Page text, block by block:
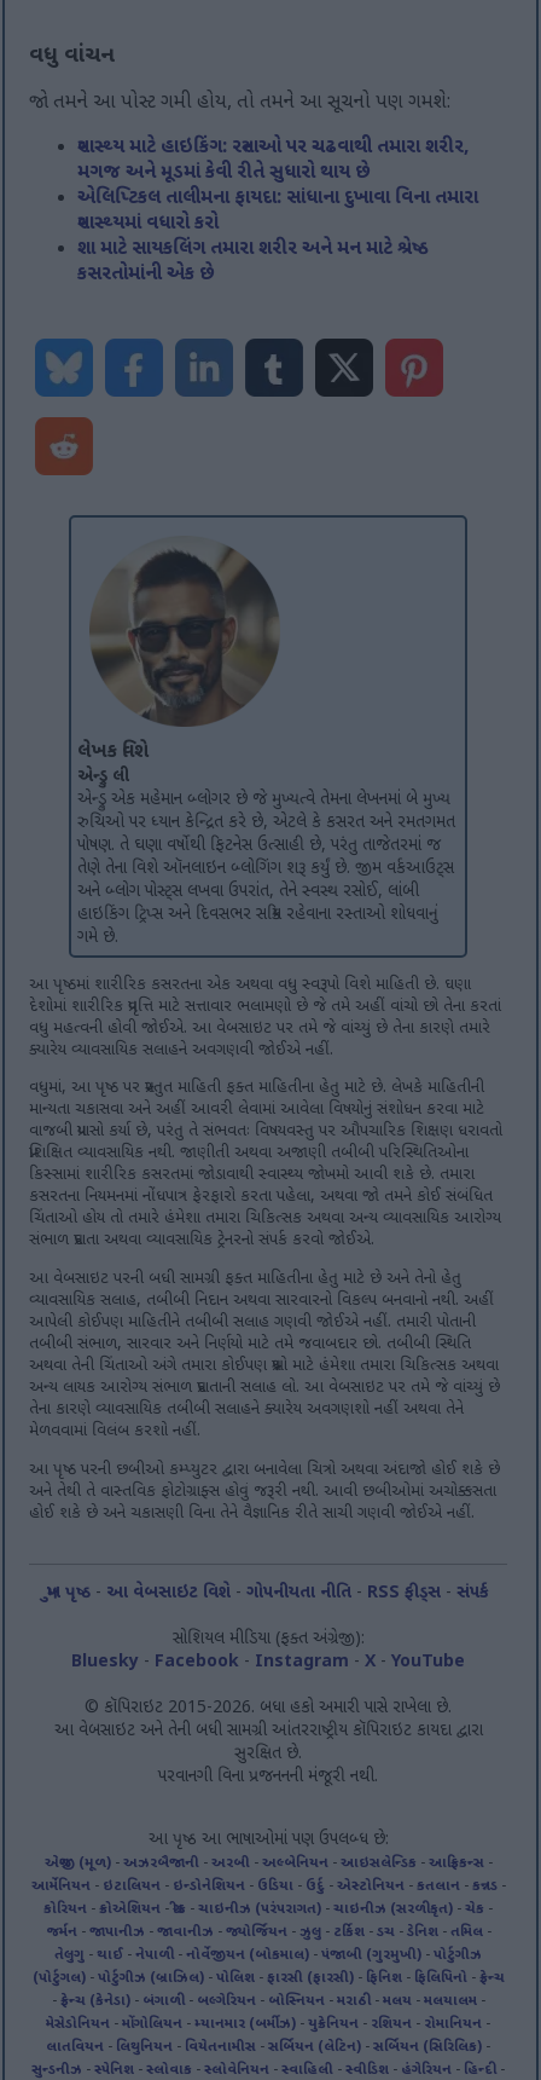
વધુ વાંચન
જો તમને આ પોસ્ટ ગમી હોય, તો તમને આ સૂચનો પણ ગમશે:
સ્વાસ્થ્ય માટે હાઇકિંગ: રસ્તાઓ પર ચઢવાથી તમારા શરીર,
મગજ અને મૂડમાં કેવી રીતે સુધારો થાય છે
એલિપ્ટિકલ તાલીમના ફાયદા: સાંધાના દુખાવા વિના તમારા
સ્વાસ્થ્યમાં વધારો કરો
શા માટે સાયકલિંગ તમારા શરીર અને મન માટે શ્રેષ્ઠ
કસરતોમાંની એક છે
લેખક વિશે
એન્ડ્રુ લી
એન્ડ્રુ એક મહેમાન બ્લોગર છે જે મુખ્યત્વે તેમના લેખનમાં બે મુખ્ય
રુચિઓ પર ધ્યાન કેન્દ્રિત કરે છે, એટલે કે કસરત અને રમતગમત
પોષણ. તે ઘણા વર્ષોથી ફિટનેસ ઉત્સાહી છે, પરંતુ તાજેતરમાં જ
તેણે તેના વિશે ઑનલાઇન બ્લોગિંગ શરૂ કર્યું છે. જીમ વર્કઆઉટ્સ
અને બ્લોગ પોસ્ટ્સ લખવા ઉપરાંત, તેને સ્વસ્થ રસોઈ, લાંબી
હાઇકિંગ ટ્રિપ્સ અને દિવસભર સક્રિય રહેવાના રસ્તાઓ શોધવાનું
ગમે છે.
આ પૃષ્ઠમાં શારીરિક કસરતના એક અથવા વધુ સ્વરૂપો વિશે માહિતી છે. ઘણા
દેશોમાં શારીરિક પ્રવૃત્તિ માટે સત્તાવાર ભલામણો છે જે તમે અહીં વાંચો છો તેના કરતાં
વધુ મહત્વની હોવી જોઈએ. આ વેબસાઇટ પર તમે જે વાંચ્યું છે તેના કારણે તમારે
ક્યારેય વ્યાવસાયિક સલાહને અવગણવી જોઈએ નહીં.
વધુમાં, આ પૃષ્ઠ પર પ્રસ્તુત માહિતી ફક્ત માહિતીના હેતુ માટે છે. લેખકે માહિતીની
માન્યતા ચકાસવા અને અહીં આવરી લેવામાં આવેલા વિષયોનું સંશોધન કરવા માટે
વાજબી પ્રયાસો કર્યા છે, પરંતુ તે સંભવતઃ વિષયવસ્તુ પર ઔપચારિક શિક્ષણ ધરાવતો
પ્રશિક્ષિત વ્યાવસાયિક નથી. જાણીતી અથવા અજાણી તબીબી પરિસ્થિતિઓના
કિસ્સામાં શારીરિક કસરતમાં જોડાવાથી સ્વાસ્થ્ય જોખમો આવી શકે છે. તમારા
કસરતના નિયમનમાં નોંધપાત્ર ફેરફારો કરતા પહેલા, અથવા જો તમને કોઈ સંબંધિત
ચિંતાઓ હોય તો તમારે હંમેશા તમારા ચિકિત્સક અથવા અન્ય વ્યાવસાયિક આરોગ્ય
સંભાળ પ્રદાતા અથવા વ્યાવસાયિક ટ્રેનરનો સંપર્ક કરવો જોઈએ.
આ વેબસાઇટ પરની બધી સામગ્રી ફક્ત માહિતીના હેતુ માટે છે અને તેનો હેતુ
વ્યાવસાયિક સલાહ, તબીબી નિદાન અથવા સારવારનો વિકલ્પ બનવાનો નથી. અહીં
આપેલી કોઈપણ માહિતીને તબીબી સલાહ ગણવી જોઈએ નહીં. તમારી પોતાની
તબીબી સંભાળ, સારવાર અને નિર્ણયો માટે તમે જવાબદાર છો. તબીબી સ્થિતિ
અથવા તેની ચિંતાઓ અંગે તમારા કોઈપણ પ્રશ્નો માટે હંમેશા તમારા ચિકિત્સક અથવા
અન્ય લાયક આરોગ્ય સંભાળ પ્રદાતાની સલાહ લો. આ વેબસાઇટ પર તમે જે વાંચ્યું છે
તેના કારણે વ્યાવસાયિક તબીબી સલાહને ક્યારેય અવગણશો નહીં અથવા તેને
મેળવવામાં વિલંબ કરશો નહીં.
આ પૃષ્ઠ પરની છબીઓ કમ્પ્યુટર દ્વારા બનાવેલા ચિત્રો અથવા અંદાજો હોઈ શકે છે
અને તેથી તે વાસ્તવિક ફોટોગ્રાફ્સ હોવું જરૂરી નથી. આવી છબીઓમાં અચોક્કસતા
હોઈ શકે છે અને ચકાસણી વિના તેને વૈજ્ઞાનિક રીતે સાચી ગણવી જોઈએ નહીં.
મુખ પૃષ્ઠ - આ વેબસાઇટ વિશે -ગોપનીયતા નીતિ - RSS ફીડ્સ - સંપર્ક
સોશિયલ મીડિયા (ફક્ત અંગ્રેજી):
Bluesky - Facebook - Instagram -X -YouTube
© કૉપિરાઇટ 2015-2026. બધા હકો અમારી પાસે રાખેલા છે.
આ વેબસાઇટ અને તેની બધી સામગ્રી આંતરરાષ્ટ્રીય કૉપિરાઇટ કાયદા દ્વારા
સુરક્ષિત છે.
પરવાનગી વિના પ્રજનનની મંજૂરી નથી.
આ પૃષ્ઠ આ ભાષાઓમાં પણ ઉપલબ્ધ છે:
અંગ્રેજી (મૂળ)-અઝરબૈજાની-અરબી-અલ્બેનિયન-આઇસલેન્ડિક -આફ્રિકન્સ-
આર્મેનિયન- ઇટાલિયન- ઇન્ડોનેશિયન- ઉડિયા- ઉર્દુ -એસ્ટોનિયન- કતલાન- કન્નડ -
કોરિયન -ક્રોએશિયન -ગ્રીક -ચાઇનીઝ (પરંપરાગત) -ચાઇનીઝ (સરળીકૃત) -ચેક -
જર્મન-જાપાનીઝ -જાવાનીઝ -જ્યોર્જિયન- ઝુલુ- ટર્કિશ-ડચ-ડેનિશ- તમિલ-
તેલુગુ -થાઈ -નેપાળી -નોર્વેજીયન (બોકમાલ) -પંજાબી (ગુરમુખી) -પોર્ટુગીઝ
(પોર્ટુગલ)-પોર્ટુગીઝ (બ્રાઝિલ)-પોલિશ- ફારસી (ફારસી)- ફિનિશ- ફિલિપિનો-ફ્રેન્ચ
-ફ્રેન્ચ (કેનેડા)- બંગાળી- બલ્ગેરિયન- બોસ્નિયન-મરાઠી-મલય-મલયાલમ-
મેસેડોનિયન -મોંગોલિયન -મ્યાનમાર (બર્મીઝ) -યુક્રેનિયન - રશિયન - રોમાનિયન -
લાતવિયન - લિથુનિયન - વિયેતનામીસ -સર્બિયન (લેટિન) -સર્બિયન (સિરિલિક) -
સુન્ડનીઝ -સ્પેનિશ -સ્લોવાક -સ્લોવેનિયન -સ્વાહિલી -સ્વીડિશ - હંગેરિયન - હિન્દી -